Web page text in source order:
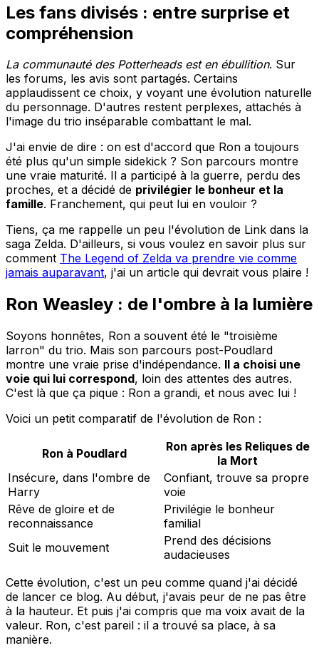
Les fans divisés : entre surprise et
compréhension
La communauté des Potterheads est en ébullition. Sur
les forums, les avis sont partagés. Certains
applaudissent ce choix, y voyant une évolution naturelle
du personnage. D'autres restent perplexes, attachés à
l'image du trio inséparable combattant le mal.
J'ai envie de dire : on est d'accord que Ron a toujours
été plus qu'un simple sidekick ? Son parcours montre
une vraie maturité. Il a participé à la guerre, perdu des
proches, et a décidé de privilégier le bonheur et la
famille. Franchement, qui peut lui en vouloir ?
Tiens, ça me rappelle un peu l'évolution de Link dans la
saga Zelda. D'ailleurs, si vous voulez en savoir plus sur
comment The Legend of Zelda va prendre vie comme
jamais auparavant, j'ai un article qui devrait vous plaire !
Ron Weasley : de l'ombre à la lumière
Soyons honnêtes, Ron a souvent été le "troisième
larron" du trio. Mais son parcours post-Poudlard
montre une vraie prise d'indépendance. Il a choisi une
voie qui lui correspond, loin des attentes des autres.
C'est là que ça pique : Ron a grandi, et nous avec lui !
Voici un petit comparatif de l'évolution de Ron :
Ron à Poudlard
Ron après les Reliques de
la Mort
Insécure, dans l'ombre de
Harry
Confiant, trouve sa propre
voie
Rêve de gloire et de
reconnaissance
Privilégie le bonheur
familial
Suit le mouvement
Prend des décisions
audacieuses
Cette évolution, c'est un peu comme quand j'ai décidé
de lancer ce blog. Au début, j'avais peur de ne pas être
à la hauteur. Et puis j'ai compris que ma voix avait de la
valeur. Ron, c'est pareil : il a trouvé sa place, à sa
manière.